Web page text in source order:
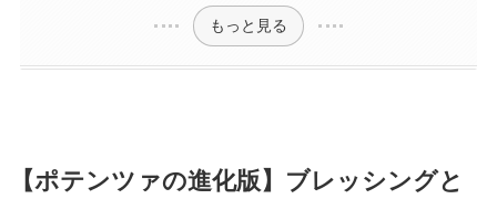
もっと見る
【ポテンツァの進化版】ブレッシングと